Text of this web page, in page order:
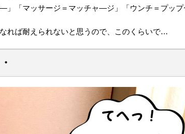
」「マッサージ＝マッチャ―ジ」「ウンチ＝プップ
れば耐えられないと思うので、このくらいで…